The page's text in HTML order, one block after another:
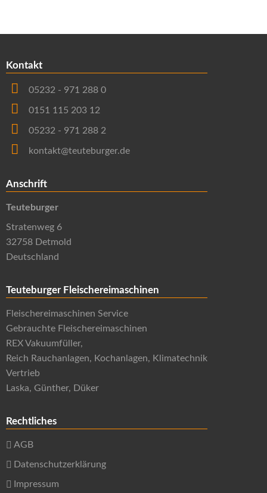
Kontakt
05232 - 971 288 0
0151 115 203 12
05232 - 971 288 2
kontakt@teuteburger.de
Anschrift
Teuteburger
Stratenweg 6
32758 Detmold
Deutschland
Teuteburger Fleischereimaschinen
Fleischereimaschinen Service
Gebrauchte Fleischereimaschinen
REX Vakuumfüller,
Reich Rauchanlagen, Kochanlagen, Klimatechnik
Vertrieb
Laska, Günther, Düker
Rechtliches
AGB
Datenschutzerklärung
Impressum